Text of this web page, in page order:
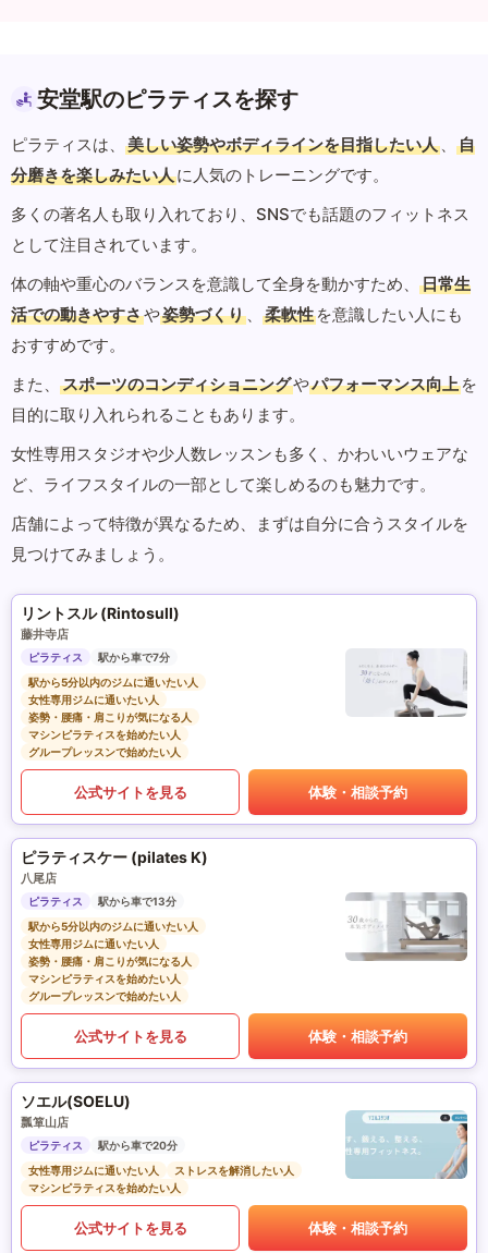
安堂駅のピラティスを探す
ピラティスは、 美しい姿勢やボディラインを目指したい人 、
自
分磨きを楽しみたい人に人気のトレーニングです。
多くの著名人も取り入れており、SNSでも話題のフィットネス
として注目されています。
体の軸や重心のバランスを意識して全身を動かすため、
日常生
活での動きやすさや姿勢づくり 、 柔軟性 を意識したい人にも
おすすめです。
また、
スポーツのコンディショニングやパフォーマンス向上 を
目的に取り入れられることもあります。
女性専用スタジオや少人数レッスンも多く、かわいいウェアな
ど、ライフスタイルの一部として楽しめるのも魅力です。
店舗によって特徴が異なるため、まずは自分に合うスタイルを
見つけてみましょう。
リントスル (Rintosull)
藤井寺店
ピラティス
駅から車で7分
駅から5分以内のジムに通いたい人
女性専用ジムに通いたい人
姿勢・腰痛・肩こりが気になる人
マシンピラティスを始めたい人
グループレッスンで始めたい人
公式サイトを見る 体験・相談予約
ピラティスケー (pilates K)
八尾店
ピラティス
駅から車で13分
駅から5分以内のジムに通いたい人
女性専用ジムに通いたい人
姿勢・腰痛・肩こりが気になる人
マシンピラティスを始めたい人
グループレッスンで始めたい人
公式サイトを見る 体験・相談予約
ソエル(SOELU)
瓢箪山店
ピラティス
駅から車で20分
女性専用ジムに通いたい人
ストレスを解消したい人
マシンピラティスを始めたい人
公式サイトを見る 体験・相談予約